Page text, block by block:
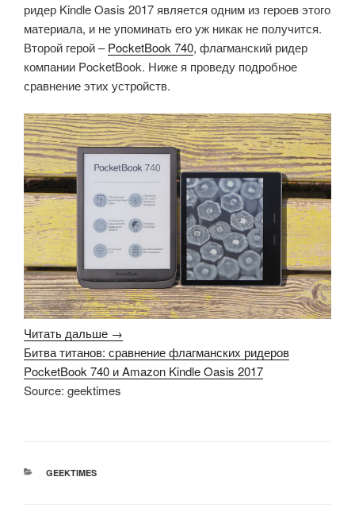
ридер Kindle Oasis 2017 является одним из героев этого
материала, и не упоминать его уж никак не получится.
Второй герой –PocketBook 740, флагманский ридер
компании PocketBook. Ниже я проведу подробное
сравнение этих устройств.
Читать дальше →
Битва титанов: сравнение флагманских ридеров
PocketBook 740 и Amazon Kindle Oasis 2017
Source: geektimes
РУБРИКИ
GEEKTIMES